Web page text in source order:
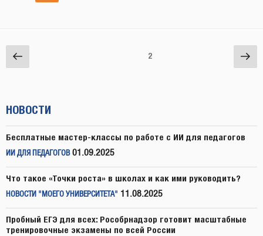
Навигация
по
Предыдущая
страница
2
НОВОСТИ
Бесплатные мастер-классы по работе с ИИ для педагогов
ИИ ДЛЯ ПЕДАГОГОВ 01.09.2025
Что такое «Точки роста» в школах и как ими руководить?
НОВОСТИ "МОЕГО УНИВЕРСИТЕТА" 11.08.2025
Пробный ЕГЭ для всех: Рособрнадзор готовит масштабные
тренировочные экзамены по всей России